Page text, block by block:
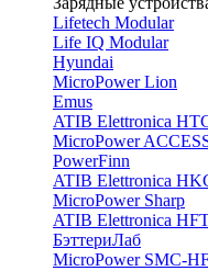
Lifetech Modular
Life IQ Modular
Hyundai
MicroPower Lion
Emus
ATIB Elettronica
MicroPower
PowerFinn
ATIB Elettronica
MicroPower Sharp
ATIB Elettronica
БэттериЛаб
MicroPower SMC-